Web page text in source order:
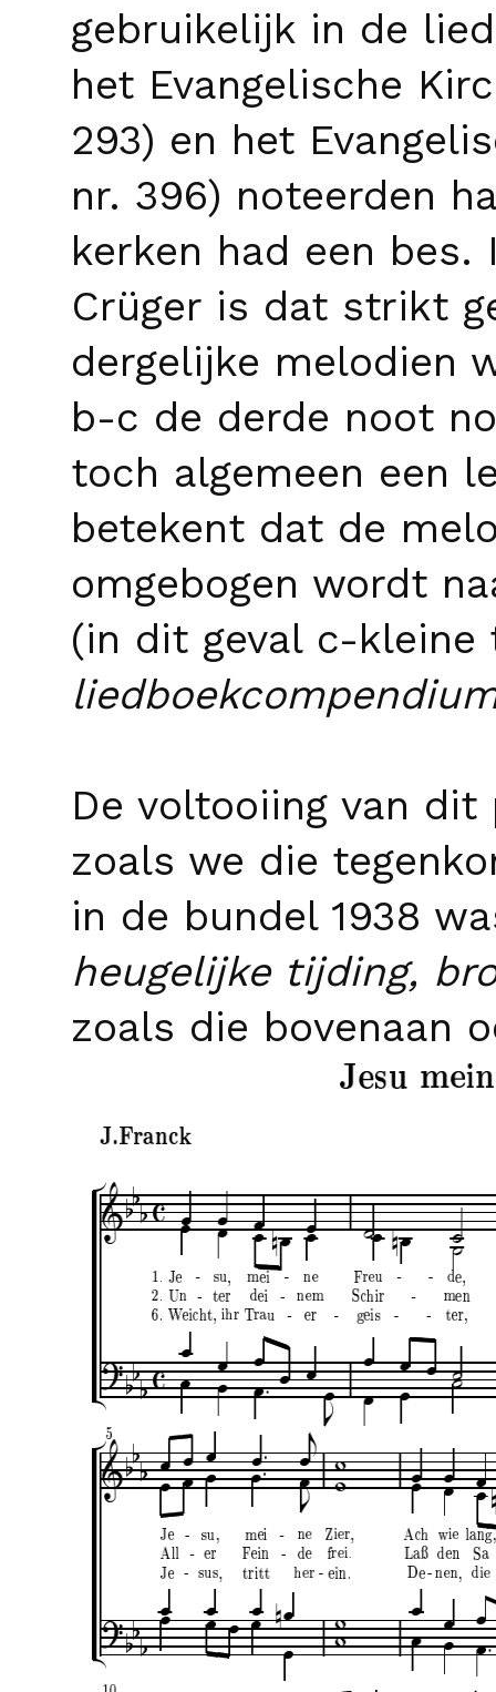
gebruikelijk in de
het Evangelische
293) en het
nr. 396) noteerden
kerken had een bes.
Crüger is dat strikt
dergelijke melodien
b-c de derde noot
toch algemeen een
betekent dat de
omgebogen wordt
(in dit geval c-kleine
De voltooiing van
zoals we die
in de bundel 1938
heugelijke tijding,
zoals die bovenaan